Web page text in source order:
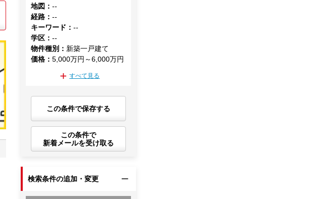
地図 ：--
経路 ：--
キーワード ：--
学区 ：--
物件種別 ： 新築一戸建て
価格 ：5,000万円～6,000万円
すべて見る
この条件で保存する
この条件で
新着メールを受け取る
検索条件の追加・変更